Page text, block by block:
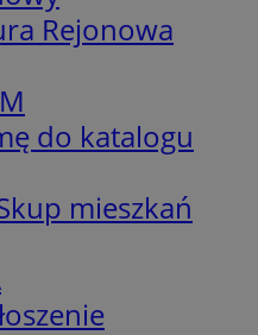
Rejonowa
do katalogu
mieszkań